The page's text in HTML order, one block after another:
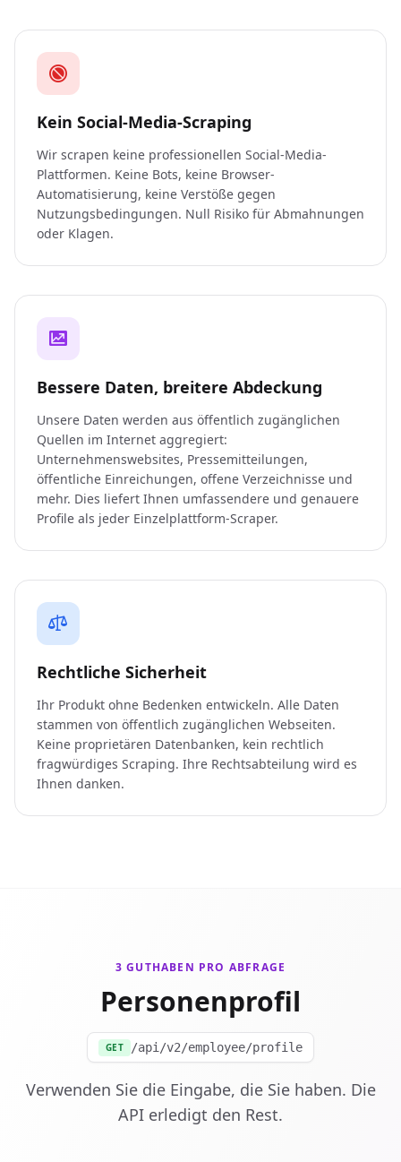
Kein Social-Media-Scraping
Wir scrapen keine professionellen Social-Media-
Plattformen. Keine Bots, keine Browser-
Automatisierung, keine Verstöße gegen
Nutzungsbedingungen. Null Risiko für Abmahnungen
oder Klagen.
Bessere Daten, breitere Abdeckung
Unsere Daten werden aus öffentlich zugänglichen
Quellen im Internet aggregiert:
Unternehmenswebsites, Pressemitteilungen,
öffentliche Einreichungen, offene Verzeichnisse und
mehr. Dies liefert Ihnen umfassendere und genauere
Profile als jeder Einzelplattform-Scraper.
Rechtliche Sicherheit
Ihr Produkt ohne Bedenken entwickeln. Alle Daten
stammen von öffentlich zugänglichen Webseiten.
Keine proprietären Datenbanken, kein rechtlich
fragwürdiges Scraping. Ihre Rechtsabteilung wird es
Ihnen danken.
3 GUTHABEN PRO ABFRAGE
Personenprofil
GET /api/v2/employee/profile
Verwenden Sie die Eingabe, die Sie haben. Die
API erledigt den Rest.